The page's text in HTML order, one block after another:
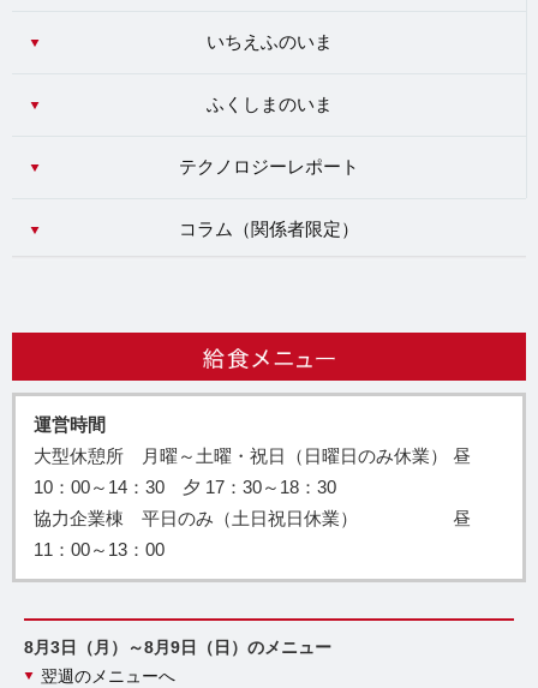
いちえふのいま
ふくしまのいま
テクノロジーレポート
コラム（関係者限定）
運営時間
大型休憩所 月曜～土曜・祝日（日曜日のみ休業） 昼
10：00～14：30 夕 17：30～18：30
協力企業棟 平日のみ（土日祝日休業） 昼
11：00～13：00
8月3日（月）～8月9日（日）のメニュー
翌週のメニューへ